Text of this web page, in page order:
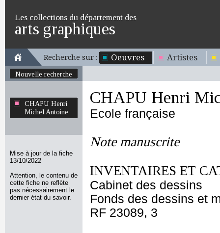
Les collections du département des
arts graphiques
Recherche sur : Oeuvres Artistes
Nouvelle recherche
CHAPU Henri
Michel Antoine
Mise à jour de la fiche
13/10/2022
Attention, le contenu de
cette fiche ne reflète
pas nécessairement le
dernier état du savoir.
CHAPU Henri
Ecole française
Note manuscrite
INVENTAIRES ET
Cabinet des dessins
Fonds des dessins et
RF 23089, 3